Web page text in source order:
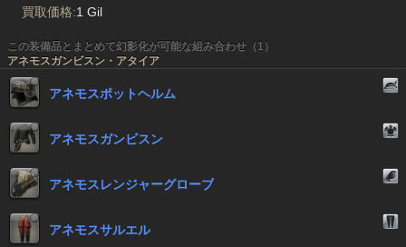
買取価格:1 Gil
この装備品とまとめて幻影化が可能な組み合わせ（1）
アネモスガンビスン・アタイア
アネモスポットヘルム
アネモスガンビスン
アネモスレンジャーグローブ
アネモスサルエル